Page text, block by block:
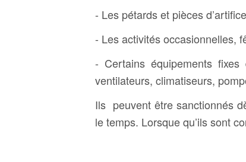
- Les pétards et pièces
- Les activités occasionnelles,
- Certains équipements
ventilateurs, climatiseurs,
Ils peuvent être sanctionnés
le temps. Lorsque qu’ils sont